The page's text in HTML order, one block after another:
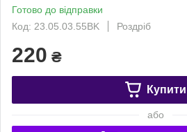
Готово до відправки
Код: 23.05.03.55BK
Роздріб
220 ₴
Купити
або